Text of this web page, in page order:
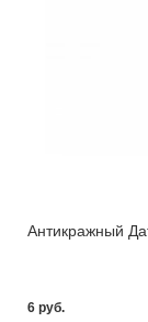
Антикражный
6 pуб.